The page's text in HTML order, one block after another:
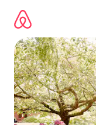
kwenda
kwenye
maudhui